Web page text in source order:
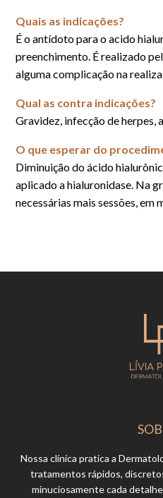
Quais as indicações?
É o antídoto para o acido
preenchimento. É realizado
alguma complicação na
Qual as contra indicações?
Gravidez, infecção de herpes,
O que esperar do
Diminuição do ácido
aplicado a hialuronidase. Na
necessárias mais sessões, em
Nossa clínica pratica a
tratamentos rápidos,
minuciosamente cada